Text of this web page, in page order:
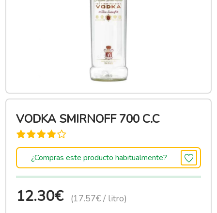
VODKA SMIRNOFF 700 C.C
¿Compras este producto habitualmente?
12.30€ (17.57€ / litro)